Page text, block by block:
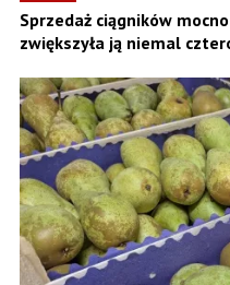
Sprzedaż ciągników
zwiększyła ją niemal